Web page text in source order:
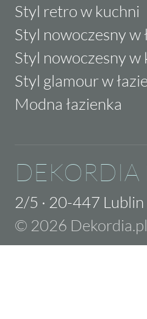
Styl retro w kuchni
Styl nowoczesny w
Styl nowoczesny w
Styl glamour w
Modna łazienka
DEKORDIA
2/5 · 20-447 Lublin
© 2026